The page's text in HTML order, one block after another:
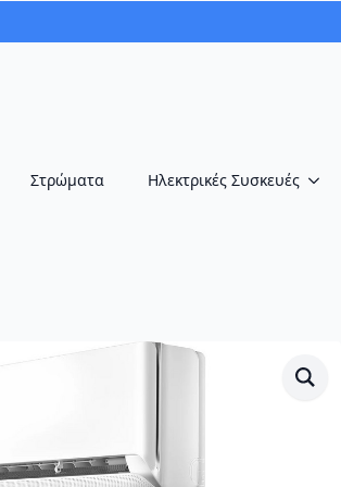
Στρώματα Ηλεκτρικές Συσκευές